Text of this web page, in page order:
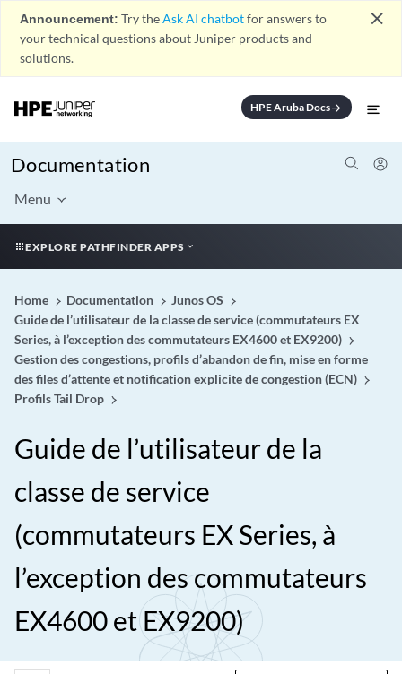
Announcement: Try theAsk AI chatbotfor answers to
your technical questions about Juniper products and
solutions.
close
HPE Aruba Docsarrow_forward
Documentation
Menu
EXPLORE PATHFINDER APPS
Home Documentation
Junos OS
Guide de l’utilisateur de la classe de service (commutateurs EX
Series, à l’exception des commutateurs EX4600 et EX9200)
Gestion des congestions, profils d’abandon de fin, mise en forme
des files d’attente et notification explicite de congestion (ECN)
Profils Tail Drop
Guide de l’utilisateur de la
classe de service
(commutateurs EX Series, à
l’exception des commutateurs
EX4600 et EX9200)